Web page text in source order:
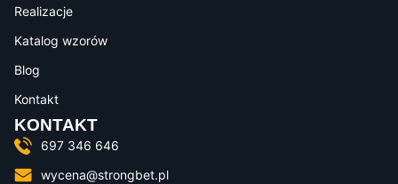
Realizacje
Katalog wzorów
Blog
Kontakt
KONTAKT
697 346 646
wycena@strongbet.pl